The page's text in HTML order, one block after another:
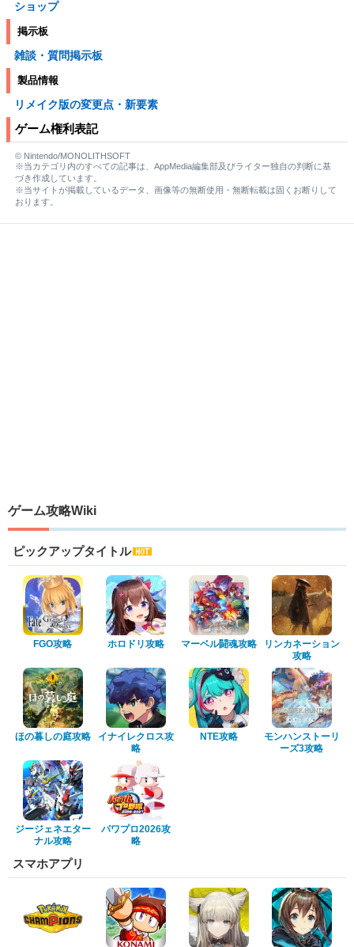
ショップ
掲示板
雑談・質問掲示板
製品情報
リメイク版の変更点・新要素
ゲーム権利表記
© Nintendo/MONOLITHSOFT
※当カテゴリ内のすべての記事は、AppMedia編集部及びライター独自の判断に基
づき作成しています。
※当サイトが掲載しているデータ、画像等の無断使用・無断転載は固くお断りして
おります。
ゲーム攻略Wiki
ピックアップタイトル
FGO攻略 ホロドリ攻略 マーベル闘魂攻略
リンカネーション
攻略
ほの暮しの庭攻略
イナイレクロス攻
略
NTE攻略
モンハンストーリ
ーズ3攻略
ジージェネエター
ナル攻略
パワプロ2026攻
略
スマホアプリ